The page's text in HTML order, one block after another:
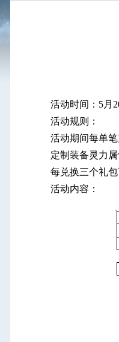
活动时间：5月
活动规则：
活动期间每单
定制装备灵力
每兑换三个礼包
活动内容：